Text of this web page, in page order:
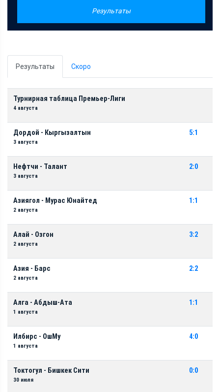
Результаты
Результаты Скоро
Турнирная таблица Премьер-Лиги
4 августа
Дордой - Кыргызалтын
3 августа
5:1
Нефтчи - Талант
3 августа
2:0
Азиягол - Мурас Юнайтед
2 августа
1:1
Алай - Озгон
2 августа
3:2
Азия - Барс
2 августа
2:2
Алга - Абдыш-Ата
1 августа
1:1
Илбирс - ОшМу
1 августа
4:0
Токтогул - Бишкек Сити
30 июля
0:0